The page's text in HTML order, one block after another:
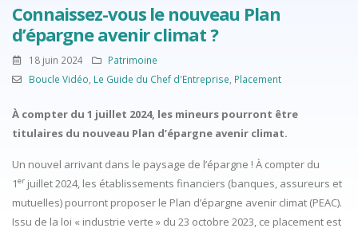
Connaissez-vous le nouveau Plan
d’épargne avenir climat ?
18 juin 2024
Patrimoine
Boucle Vidéo Le Guide du Chef d'Entreprise Placement
À compter du 1 juillet 2024, les mineurs pourront être
titulaires du nouveau Plan d’épargne avenir climat.
Un nouvel arrivant dans le paysage de l’épargne ! À compter du
1er juillet 2024, les établissements financiers (banques, assureurs et
mutuelles) pourront proposer le Plan d’épargne avenir climat (PEAC).
Issu de la loi « industrie verte » du 23 octobre 2023, ce placement est